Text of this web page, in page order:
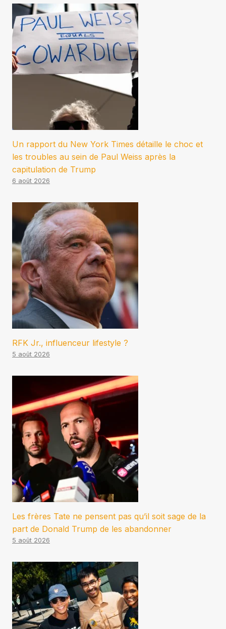
Un rapport du New York Times détaille le choc et
les troubles au sein de Paul Weiss après la
capitulation de Trump
6 août 2026
RFK Jr., influenceur lifestyle ?
5 août 2026
Les frères Tate ne pensent pas qu’il soit sage de la
part de Donald Trump de les abandonner
5 août 2026